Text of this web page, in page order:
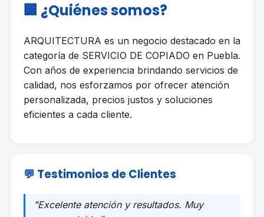
🏢 ¿Quiénes somos?
ARQUITECTURA es un negocio destacado en la
categoría de SERVICIO DE COPIADO en Puebla.
Con años de experiencia brindando servicios de
calidad, nos esforzamos por ofrecer atención
personalizada, precios justos y soluciones
eficientes a cada cliente.
💬 Testimonios de Clientes
"Excelente atención y resultados. Muy